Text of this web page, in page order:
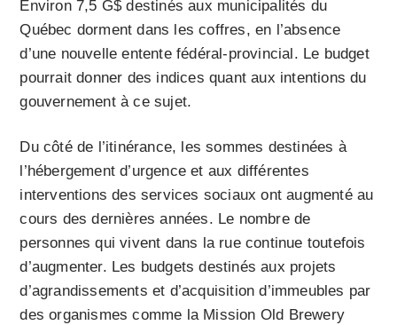
Environ 7,5 G$ destinés aux municipalités du
Québec dorment dans les coffres, en l’absence
d’une nouvelle entente fédéral-provincial. Le budget
pourrait donner des indices quant aux intentions du
gouvernement à ce sujet.
Du côté de l’itinérance, les sommes destinées à
l’hébergement d’urgence et aux différentes
interventions des services sociaux ont augmenté au
cours des dernières années. Le nombre de
personnes qui vivent dans la rue continue toutefois
d’augmenter. Les budgets destinés aux projets
d’agrandissements et d’acquisition d’immeubles par
des organismes comme la Mission Old Brewery